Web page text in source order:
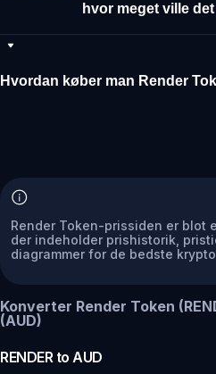
hvor meget ville
Hvordan køber man Render
Render Token-prissiden er blot
der indeholder prishistorik,
diagrammer for de bedste
Konverter Render Token
(AUD)
RENDERtoAUD